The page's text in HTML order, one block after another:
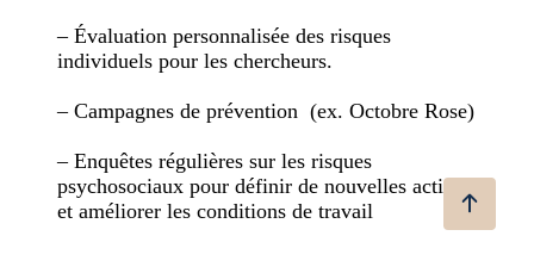
– Évaluation personnalisée des risques
individuels pour les chercheurs.
– Campagnes de prévention (ex. Octobre Rose)
– Enquêtes régulières sur les risques
psychosociaux pour définir de nouvelles actions
et améliorer les conditions de travail